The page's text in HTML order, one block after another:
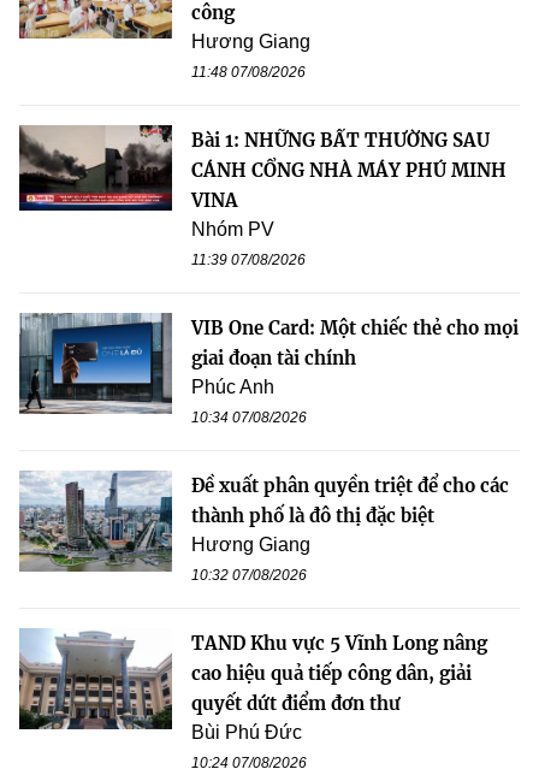
công
Hương Giang
11:48 07/08/2026
Bài 1: NHỮNG BẤT THƯỜNG SAU
CÁNH CỔNG NHÀ MÁY PHÚ MINH
VINA
Nhóm PV
11:39 07/08/2026
VIB One Card: Một chiếc thẻ cho mọi
giai đoạn tài chính
Phúc Anh
10:34 07/08/2026
Đề xuất phân quyền triệt để cho các
thành phố là đô thị đặc biệt
Hương Giang
10:32 07/08/2026
TAND Khu vực 5 Vĩnh Long nâng
cao hiệu quả tiếp công dân, giải
quyết dứt điểm đơn thư
Bùi Phú Đức
10:24 07/08/2026